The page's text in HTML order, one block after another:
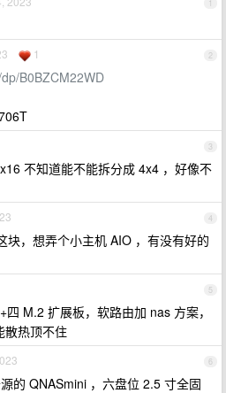
1
2
1
B0BZCM22WD
3
不知道能不能拆分成 4x4 ，好像不
4
块，想弄个小主机 AIO ，有没有好的
5
M.2 扩展板，软路由加 nas 方案，
散热顶不住
6
的 QNASmini ，六盘位 2.5 寸全固